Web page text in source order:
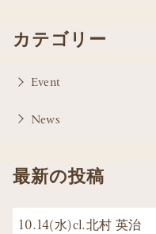
カテゴリー
Event
News
最新の投稿
10.14(水)cl.北村 英治